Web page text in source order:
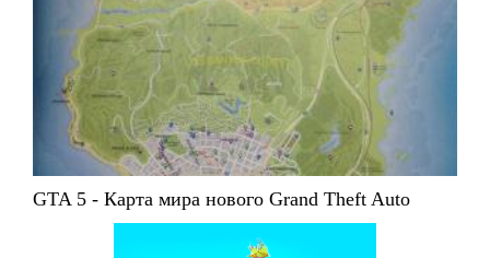
GTA 5 - Карта мира нового Grand Theft Auto